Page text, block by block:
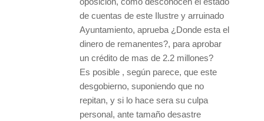
de cuentas de este Ilustre y arruinado
Ayuntamiento, aprueba ¿Donde esta el
dinero de remanentes?, para aprobar
un crédito de mas de 2.2 millones?
Es posible , según parece, que este
desgobierno, suponiendo que no
repitan, y si lo hace sera su culpa
personal, ante tamaño desastre